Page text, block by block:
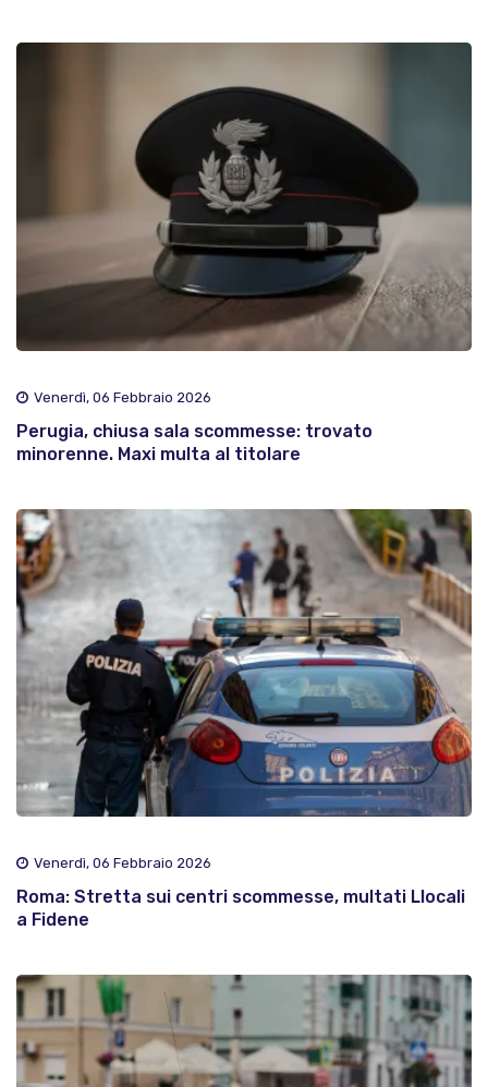
Venerdì, 06 Febbraio 2026
Perugia, chiusa sala scommesse: trovato
minorenne. Maxi multa al titolare
Venerdì, 06 Febbraio 2026
Roma: Stretta sui centri scommesse, multati Llocali
a Fidene